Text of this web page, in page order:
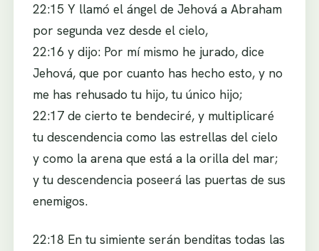
22:15 Y llamó el ángel de Jehová a Abraham
por segunda vez desde el cielo,
22:16 y dijo: Por mí mismo he jurado, dice
Jehová, que por cuanto has hecho esto, y no
me has rehusado tu hijo, tu único hijo;
22:17 de cierto te bendeciré, y multiplicaré
tu descendencia como las estrellas del cielo
y como la arena que está a la orilla del mar;
y tu descendencia poseerá las puertas de sus
enemigos.
22:18 En tu simiente serán benditas todas las